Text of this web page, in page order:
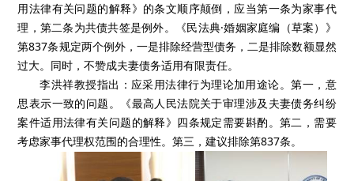
用法律有关问题的解释》的条文顺序颠倒，应当第一条为家事代
理，第二条为共债共签是例外。《民法典·婚姻家庭编（草案）》
第837条规定两个例外，一是排除经营型债务，二是排除数额显然
过大。同时，不赞成夫妻债务适用有限责任。
李洪祥教授指出：应采用法律行为理论加用途论。第一，意
思表示一致的问题。《最高人民法院关于审理涉及夫妻债务纠纷
案件适用法律有关问题的解释》四条规定需要斟酌。第二，需要
考虑家事代理权范围的合理性。第三，建议排除第837条。